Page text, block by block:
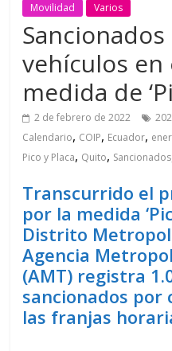
Movilidad Varios
Sancionados
vehículos
medida de
2 de febrero de 2022
Calendario, COIP, Ecuador,
Pico y Placa, Quito, Sancionados
Transcurrido el
por la medida
Distrito
Agencia
(AMT) registra
sancionados
las franjas